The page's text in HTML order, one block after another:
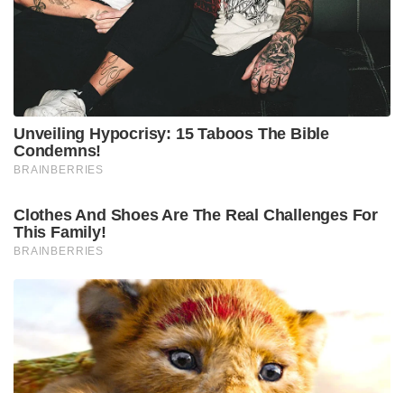
Unveiling Hypocrisy: 15 Taboos The Bible
Condemns!
BRAINBERRIES
Clothes And Shoes Are The Real Challenges For
This Family!
BRAINBERRIES